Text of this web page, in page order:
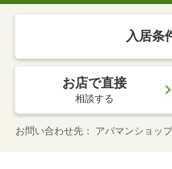
入居条
お店で直接
相談する
お問い合わせ先 アパマンショッ